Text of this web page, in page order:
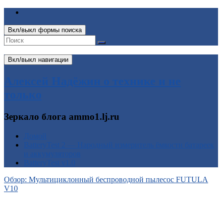
Вкл/выкл формы поиска
Вкл/выкл навигации
Алексей Надёжин о технике и не
только
Зеркало блога ammo1.lj.ru
Обзор: Мультициклонный беспроводной пылесос FUTULA
V10